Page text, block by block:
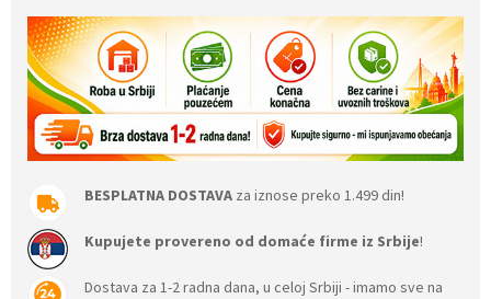
BESPLATNA DOSTAVA za iznose preko 1.499 din!
Kupujete provereno od domaće firme iz Srbije!
Dostava za 1-2 radna dana, u celoj Srbiji - imamo sve na